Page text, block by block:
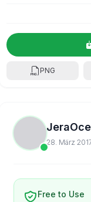
PNG
28. März
Free to Use